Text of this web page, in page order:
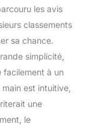
et
des
.
de
permet
saine et
de
les avis
classements
sa chance.
simplicité,
facilement à un
est intuitive,
une
le